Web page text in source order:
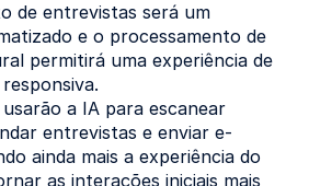
de entrevistas será um
e o processamento de
permitirá uma experiência de
a IA para escanear
entrevistas e enviar e-
ainda mais a experiência do
as interações iniciais mais